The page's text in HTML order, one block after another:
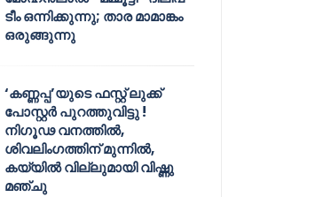
ടീം ഒന്നിക്കുന്നു; താര മാമാങ്കം
ഒരുങ്ങുന്നു
‘കണ്ണപ്പ’യുടെ ഫസ്റ്റ് ലുക്ക്
പോസ്റ്റർ പുറത്തുവിട്ടു !
നിഗൂഢ വനത്തിൽ,
ശിവലിംഗത്തിന് മുന്നിൽ,
കയ്യിൽ വില്ലുമായി വിഷ്ണു
മഞ്ചു